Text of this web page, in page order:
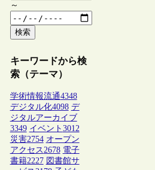
～
検索
キーワードから検
索（テーマ）
学術情報流通4348
デジタル化4098 デ
ジタルアーカイブ
3349 イベント 3012
災害2754 オープン
アクセス 2678 電子
書籍2227 図書館サ